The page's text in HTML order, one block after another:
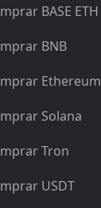
BASE ETH
BNB
Ethereum
Solana
Tron
USDT